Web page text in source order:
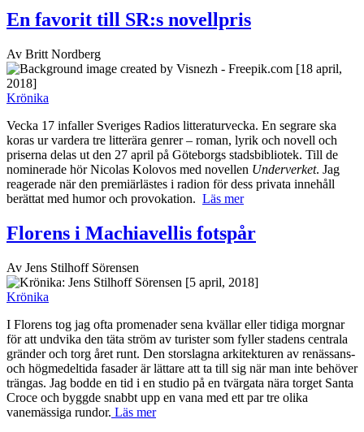
En favorit till SR:s novellpris
Av Britt Nordberg
[18 april,
2018]
Krönika
Vecka 17 infaller Sveriges Radios litteraturvecka. En segrare ska
koras ur vardera tre litterära genrer – roman, lyrik och novell och
priserna delas ut den 27 april på Göteborgs stadsbibliotek. Till de
nominerade hör Nicolas Kolovos med novellen Underverket. Jag
reagerade när den premiärlästes i radion för dess privata innehåll
berättat med humor och provokation. Läs mer
Florens i Machiavellis fotspår
Av Jens Stilhoff Sörensen
[5 april, 2018]
Krönika
I Florens tog jag ofta promenader sena kvällar eller tidiga morgnar
för att undvika den täta ström av turister som fyller stadens centrala
gränder och torg året runt. Den storslagna arkitekturen av renässans-
och högmedeltida fasader är lättare att ta till sig när man inte behöver
trängas. Jag bodde en tid i en studio på en tvärgata nära torget Santa
Croce och byggde snabbt upp en vana med ett par tre olika
vanemässiga rundor. Läs mer